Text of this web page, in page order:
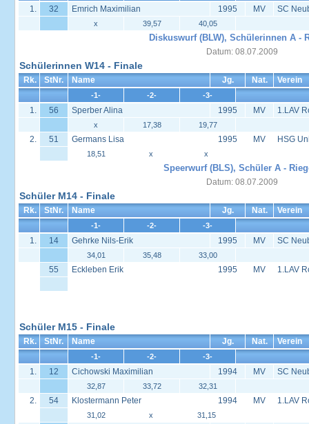
1. 32 Emrich Maximilian 1995 MV SC
x 39,57 40,05
Diskuswurf (BLW), Schülerinnen A -
Datum: 08.07.2009
Schülerinnen W14 - Finale
Rk. StNr. Name Jg. Nat. Verein
-1- -2- -3-
1. 56 Sperber Alina 1995 MV 1.LAV
x 17,38 19,77
2. 51 Germans Lisa 1995 MV HSG
18,51 x x
Speerwurf (BLS), Schüler A -
Datum: 08.07.2009
Schüler M14 - Finale
Rk. StNr. Name Jg. Nat. Verein
-1- -2- -3-
1. 14 Gehrke Nils-Erik 1995 MV SC
34,01 35,48 33,00
55 Eckleben Erik 1995 MV 1.LAV
Schüler M15 - Finale
Rk. StNr. Name Jg. Nat. Verein
-1- -2- -3-
1. 12 Cichowski Maximilian 1994 MV SC
32,87 33,72 32,31
2. 54 Klostermann Peter 1994 MV 1.LAV
31,02 x 31,15